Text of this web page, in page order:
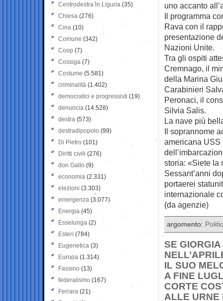
uno accanto
Il programma
Rava con il
presentazione
Nazioni Unite.
Tra gli ospiti
Cremnago, il
della Marina
Carabinieri
Peronaci, il
Silvia Salis.
La nave più
Il soprannome
americana USS
storia: «Siete la
Sessant’anni
portaerei
internazionale
(da agenzie)
argomento:
SE
IL SUO
A FINE
CORTE
ALLE URNE
Centrodestra in Liguria (35)
Chiesa (276)
Cina (10)
Comune (342)
Coop (7)
Cossiga (7)
Costume (5.581)
criminalità (1.402)
democratici e progressisti (19)
denuncia (14.528)
destra (573)
destradipopolo (99)
Di Pietro (101)
Diritti civili (276)
don Gallo (9)
economia (2.331)
elezioni (3.303)
emergenza (3.077)
Energia (45)
Esselunga (2)
Esteri (784)
Eugenetica (3)
Europa (1.314)
Fassino (13)
federalismo (167)
Ferrara (21)